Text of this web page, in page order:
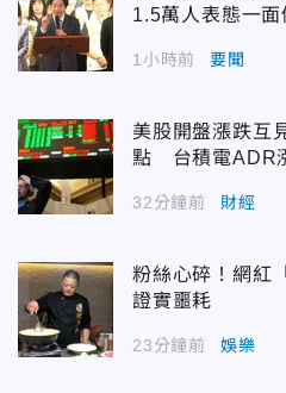
1.5萬人表態一面
1小時前 要聞
美股開盤漲跌互
點 台積電ADR
32分鐘前 財經
粉絲心碎！網紅
證實噩耗
23分鐘前 娛樂